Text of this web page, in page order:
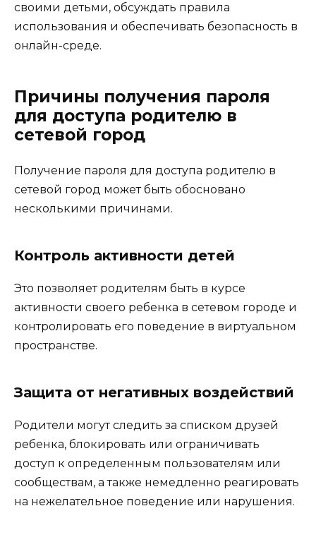
своими детьми, обсуждать правила
использования и обеспечивать безопасность в
онлайн-среде.
Причины получения пароля
для доступа родителю в
сетевой город
Получение пароля для доступа родителю в
сетевой город может быть обосновано
несколькими причинами.
Контроль активности детей
Это позволяет родителям быть в курсе
активности своего ребенка в сетевом городе и
контролировать его поведение в виртуальном
пространстве.
Защита от негативных воздействий
Родители могут следить за списком друзей
ребенка, блокировать или ограничивать
доступ к определенным пользователям или
сообществам, а также немедленно реагировать
на нежелательное поведение или нарушения.